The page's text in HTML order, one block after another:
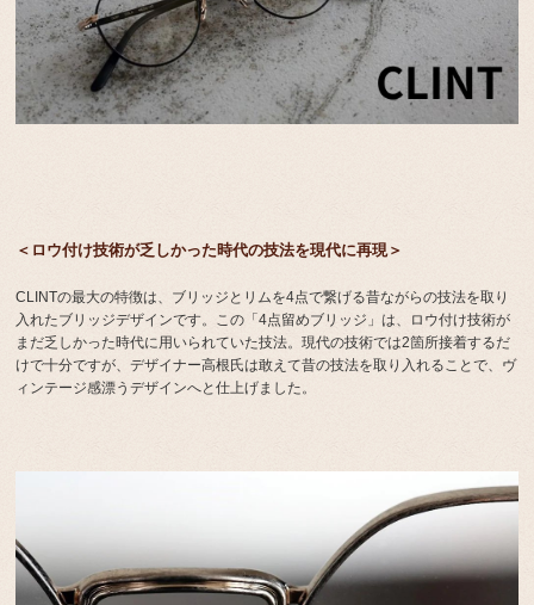
＜ロウ付け技術が乏しかった時代の技法を現代に再現＞
CLINTの最大の特徴は、ブリッジとリムを4点で繋げる昔ながらの技法を取り
入れたブリッジデザインです。この「4点留めブリッジ」は、ロウ付け技術が
まだ乏しかった時代に用いられていた技法。現代の技術では2箇所接着するだ
けで十分ですが、デザイナー高根氏は敢えて昔の技法を取り入れることで、ヴ
ィンテージ感漂うデザインへと仕上げました。